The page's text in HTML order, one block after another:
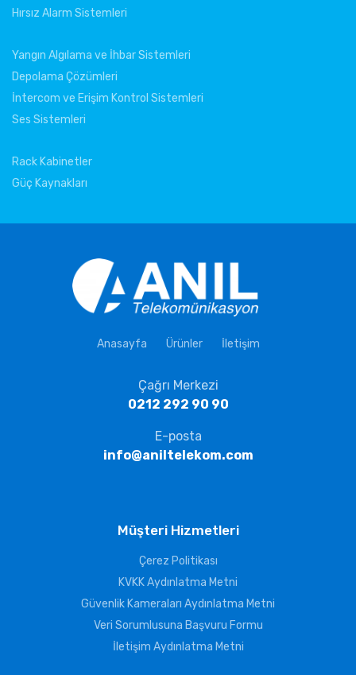
Hırsız Alarm Sistemleri
Yangın Algılama ve İhbar Sistemleri
Depolama Çözümleri
İntercom ve Erişim Kontrol Sistemleri
Ses Sistemleri
Rack Kabinetler
Güç Kaynakları
Anasayfa Ürünler İletişim
Çağrı Merkezi
0212 292 90 90
E-posta
info@aniltelekom.com
Müşteri Hizmetleri
Çerez Politikası
KVKK Aydınlatma Metni
Güvenlik Kameraları Aydınlatma Metni
Veri Sorumlusuna Başvuru Formu
İletişim Aydınlatma Metni